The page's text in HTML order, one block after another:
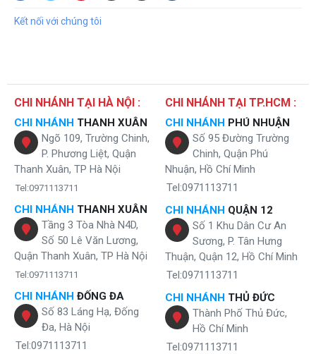
Kết nối với chúng tôi
CHI NHÁNH TẠI HÀ NỘI :
CHI NHÁNH THANH XUÂN
Ngõ 109, Trường Chinh,
P. Phương Liệt, Quận
Thanh Xuân, TP Hà Nội
Tel:0971113711
CHI NHÁNH THANH XUÂN
Tầng 3 Tòa Nhà N4D,
Số 50 Lê Văn Lương,
Quận Thanh Xuân, TP Hà Nội
Tel:0971113711
CHI NHÁNH ĐỐNG ĐA
Số 83 Láng Hạ, Đống
Đa, Hà Nội
Tel:0971113711
CHI NHÁNH TẠI TP.HCM :
CHI NHÁNH PHÚ NHUẬN
Số 95 Đường Trường
Chinh, Quận Phú
Nhuận, Hồ Chí Minh
Tel:0971113711
CHI NHÁNH QUẬN 12
Số 1 Khu Dân Cư An
Sương, P. Tân Hưng
Thuận, Quận 12, Hồ Chí Minh
Tel:0971113711
CHI NHÁNH THỦ ĐỨC
Thành Phố Thủ Đức,
Hồ Chí Minh
Tel:0971113711